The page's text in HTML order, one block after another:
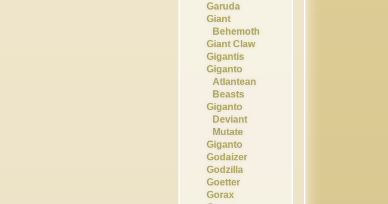
Garuda
Giant
Behemoth
Giant Claw
Gigantis
Giganto
Atlantean
Beasts
Giganto
Deviant
Mutate
Giganto
Godaizer
Godzilla
Goetter
Gorax